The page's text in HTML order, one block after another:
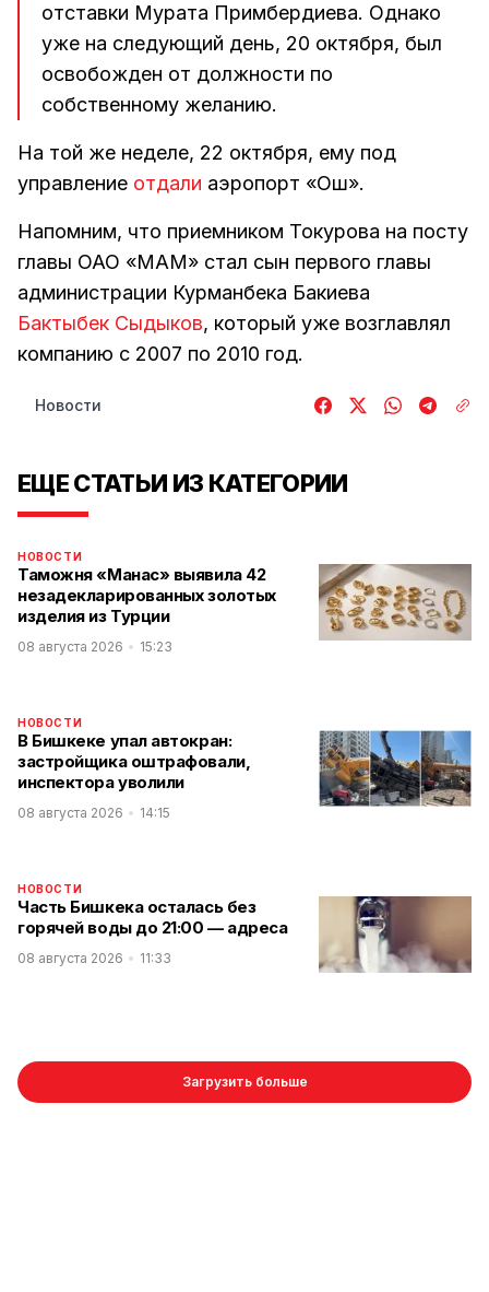
отставки Мурата Примбердиева. Однако
уже на следующий день, 20 октября, был
освобожден от должности по
собственному желанию.
На той же неделе, 22 октября, ему под
управление отдали аэропорт «Ош».
Напомним, что приемником Токурова на посту
главы ОАО «МАМ» стал сын первого главы
администрации Курманбека Бакиева
Бактыбек Сыдыков, который уже возглавлял
компанию с 2007 по 2010 год.
Новости
ЕЩЕ СТАТЬИ ИЗ КАТЕГОРИИ
НОВОСТИ
Таможня «Манас» выявила 42
незадекларированных золотых
изделия из Турции
08 августа 2026 15:23
НОВОСТИ
В Бишкеке упал автокран:
застройщика оштрафовали,
инспектора уволили
08 августа 2026 14:15
НОВОСТИ
Часть Бишкека осталась без
горячей воды до 21:00 — адреса
08 августа 2026 11:33
Загрузить больше